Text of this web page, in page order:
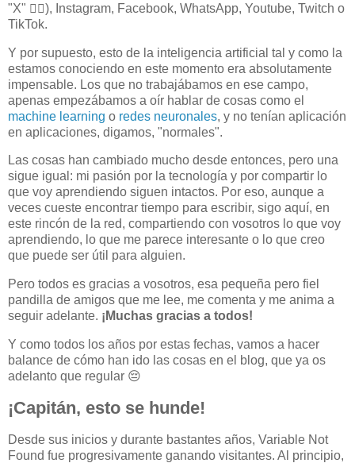
"X" 🤦‍♂️), Instagram, Facebook, WhatsApp, Youtube, Twitch o
TikTok.
Y por supuesto, esto de la inteligencia artificial tal y como la
estamos conociendo en este momento era absolutamente
impensable. Los que no trabajábamos en ese campo,
apenas empezábamos a oír hablar de cosas como el
machine learning o redes neuronales, y no tenían aplicación
en aplicaciones, digamos, "normales".
Las cosas han cambiado mucho desde entonces, pero una
sigue igual: mi pasión por la tecnología y por compartir lo
que voy aprendiendo siguen intactos. Por eso, aunque a
veces cueste encontrar tiempo para escribir, sigo aquí, en
este rincón de la red, compartiendo con vosotros lo que voy
aprendiendo, lo que me parece interesante o lo que creo
que puede ser útil para alguien.
Pero todos es gracias a vosotros, esa pequeña pero fiel
pandilla de amigos que me lee, me comenta y me anima a
seguir adelante. ¡Muchas gracias a todos!
Y como todos los años por estas fechas, vamos a hacer
balance de cómo han ido las cosas en el blog, que ya os
adelanto que regular 😔
¡Capitán, esto se hunde!
Desde sus inicios y durante bastantes años, Variable Not
Found fue progresivamente ganando visitantes. Al principio,